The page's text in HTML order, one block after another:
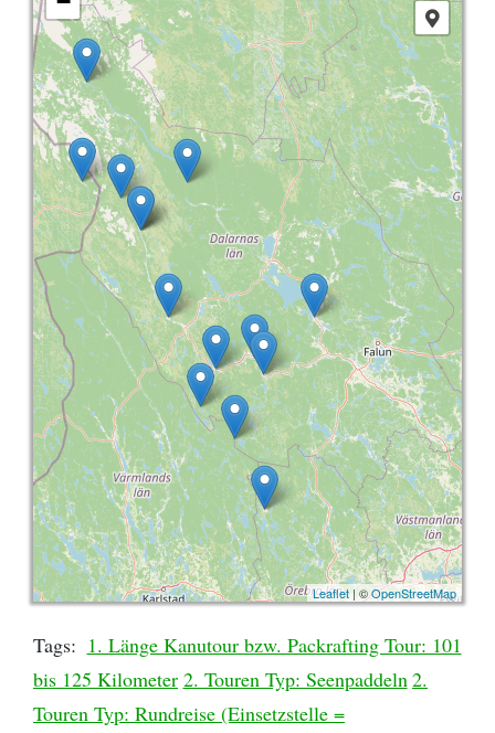
Leaflet | ©OpenStreetMap
Tags: 1. Länge Kanutour bzw. Packrafting Tour: 101
bis 125 Kilometer 2. Touren Typ: Seenpaddeln2.
Touren Typ: Rundreise (Einsetzstelle =
Provinz Bohuslän
Provinz Västergötland
Provinz Östergötland
Provinz Småland
Provinz Halland
Provinz Blekinge
Provinz Skåne